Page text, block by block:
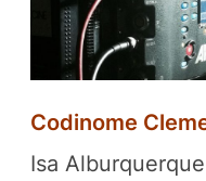
Codinome
Isa